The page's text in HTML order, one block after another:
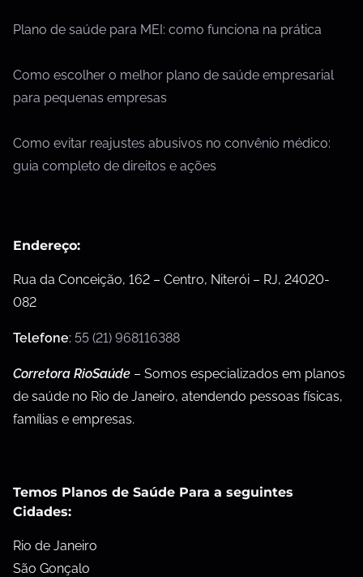
Plano de saúde para MEI: como funciona na prática
Como escolher o melhor plano de saúde empresarial
para pequenas empresas
Como evitar reajustes abusivos no convênio médico:
guia completo de direitos e ações
Endereço:
Rua da Conceição, 162 – Centro, Niterói – RJ, 24020-
082
Telefone: 55 (21) 968116388
Corretora RioSaúde – Somos especializados em planos
de saúde no Rio de Janeiro, atendendo pessoas físicas,
famílias e empresas.
Temos Planos de Saúde Para a seguintes
Cidades:
Rio de Janeiro
São Gonçalo